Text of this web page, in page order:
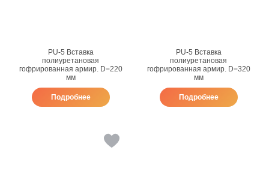
PU-5 Вставка
полиуретановая
гофрированная армир. D=220
мм
Подробнее
PU-5 Вставка
полиуретановая
гофрированная армир. D=320
мм
Подробнее